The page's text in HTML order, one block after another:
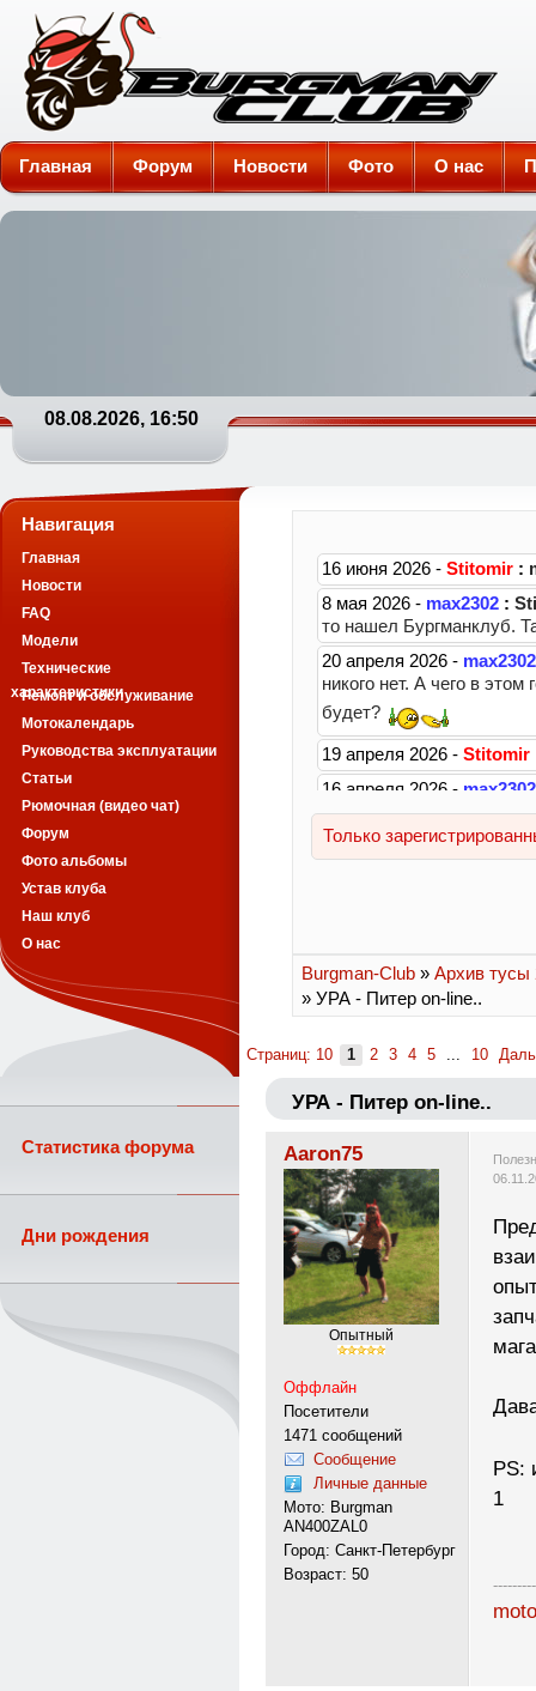
Burgman-Club
Главная Форум Новости Фото О нас
08.08.2026, 16:50
Burgman-Club » Архив тусы
» УРА - Питер on-line..
Страниц: 10 1 2 3 4 5 ... 10
УРА - Питер on-line..
Aaron75
Опытный
Оффлайн
Посетители
1471 сообщений
Сообщение
Личные данные
Мото: Burgman
AN400ZAL0
Город: Санкт-Петербург
Возраст: 50
PS:
1
Навигация
Главная
Новости
FAQ
Модели
Технические
характеристики
Ремонт и обслуживание
Мотокалендарь
Руководства эксплуатации
Статьи
Рюмочная (видео чат)
Форум
Фото альбомы
Устав клуба
Наш клуб
О нас
Статистика форума
Дни рождения